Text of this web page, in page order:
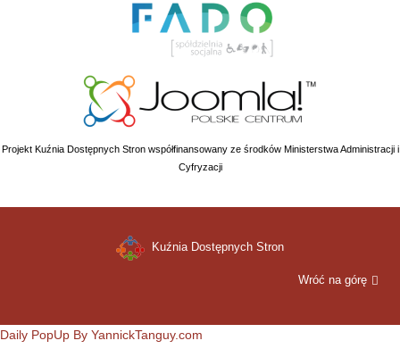
Projekt Kuźnia Dostępnych Stron współfinansowany ze środków Ministerstwa Administracji i
Cyfryzacji
Kuźnia Dostępnych Stron
Wróć na górę
Daily PopUp By YannickTanguy.com